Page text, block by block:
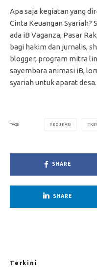
Apa saja kegiatan yang
Cinta Keuangan Syariah?
ada iB Vaganza, Pasar
bagi hakim dan jurnalis,
blogger, program mitra
sayembara animasi iB,
syariah untuk aparat desa.
TAGS EDUKASI
SHARE
SHARE
Terkini